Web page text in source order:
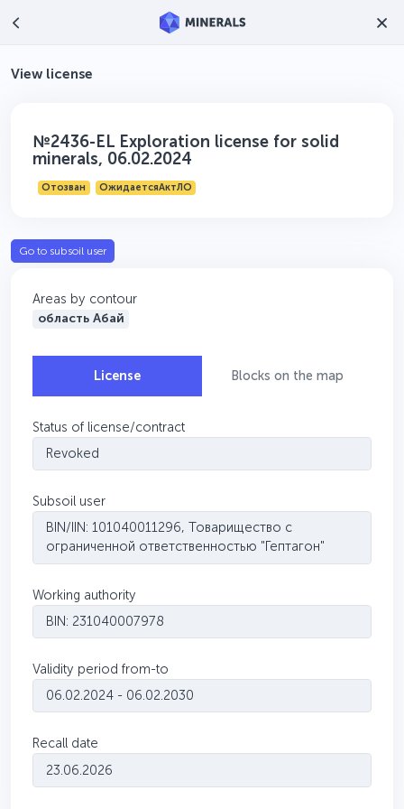
View license
№2436-EL Exploration license for solid
minerals, 06.02.2024
Отозван ОжидаетсяАктЛО
Go to subsoil user
Areas by contour
область Абай
License Blocks on the map
Status of license/contract
Revoked
Subsoil user
BIN/IIN: 101040011296, Товарищество с
ограниченной ответственностью "Гептагон"
Working authority
BIN: 231040007978
Validity period from-to
06.02.2024 - 06.02.2030
Recall date
23.06.2026